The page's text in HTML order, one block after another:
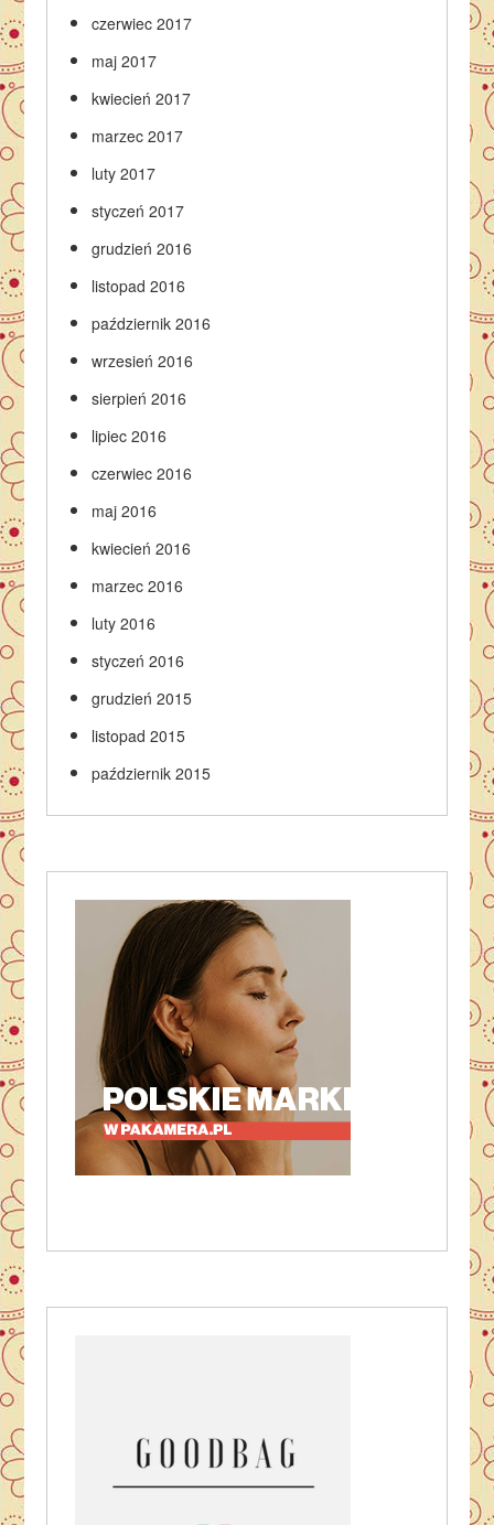
czerwiec 2017
maj 2017
kwiecień 2017
marzec 2017
luty 2017
styczeń 2017
grudzień 2016
listopad 2016
październik 2016
wrzesień 2016
sierpień 2016
lipiec 2016
czerwiec 2016
maj 2016
kwiecień 2016
marzec 2016
luty 2016
styczeń 2016
grudzień 2015
listopad 2015
październik 2015